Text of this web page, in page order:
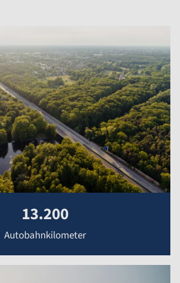
Autobahnkilometer
13.200